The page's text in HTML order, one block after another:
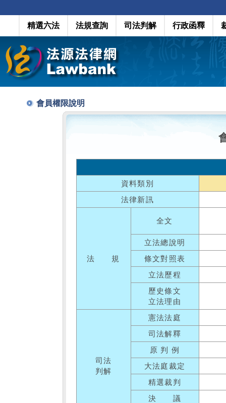
精選六法 法規查詢 司法判解 行政函釋
會員權限說明
資料類別
法律新訊
法 規
全文
立法總說明
條文對照表
立法歷程
歷史條文
立法理由
司法
判解
憲法法庭
司法解釋
原 判 例
大法庭裁定
精選裁判
決 議